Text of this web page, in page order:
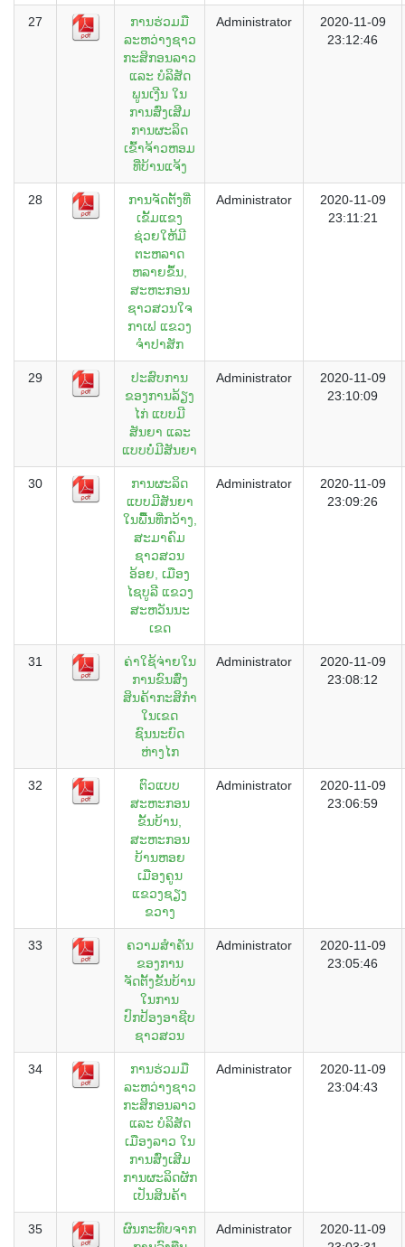
27
ການຮ່ວມມື
ລະຫວ່າງຊາວ
ກະສິກອນລາວ
ແລະ ບໍລິສັດ
ພູນເງີນ ໃນ
ການສົ່ງເສີມ
ການຜະລິດ
ເຂົ້າຈ້າວຫອມ
ທີ່ບ້ານແຈ້ງ
Administrator
2020-11-09
23:12:46
28
ການຈັດຕັ້ງທີ່
ເຂັ້ມແຂງ
ຊ່ວຍໃຫ້ມີ
ຕະຫລາດ
ຫລາຍຂຶ້ນ,
ສະຫະກອນ
ຊາວສວນໃຈ
ກາເຟ ແຂວງ
ຈຳປາສັກ
Administrator
2020-11-09
23:11:21
29
ປະສົບການ
ຂອງການລ້ຽງ
ໄກ່ ແບບມີ
ສັນຍາ ແລະ
ແບບບໍ່ມີສັນຍາ
Administrator
2020-11-09
23:10:09
30
ການຜະລິດ
ແບບມີສັນຍາ
ໃນພີື້ນທີ່ກວ້າງ,
ສະມາຄົມ
ຊາວສວນ
ອ້ອຍ, ເມືອງ
ໄຊບູລີ ແຂວງ
ສະຫວັນນະ
ເຂດ
Administrator
2020-11-09
23:09:26
31
ຄ່າໃຊ້ຈ່າຍໃນ
ການຂົນສົ່ງ
ສິນຄ້າກະສິກຳ
ໃນເຂດ
ຊົນນະບົດ
ຫ່າງໄກ
Administrator
2020-11-09
23:08:12
32
ຕົວແບບ
ສະຫະກອນ
ຂັ້ນບ້ານ,
ສະຫະກອນ
ບ້ານຫອຍ
ເມືອງຄູນ
ແຂວງຊຽງ
ຂວາງ
Administrator
2020-11-09
23:06:59
33
ຄວາມສຳຄັນ
ຂອງການ
ຈັດຕັ້ງຂັ້ນບ້ານ
ໃນການ
ປົກປ້ອງອາຊີບ
ຊາວສວນ
Administrator
2020-11-09
23:05:46
34
ການຮ່ວມມື
ລະຫວ່າງຊາວ
ກະສິກອນລາວ
ແລະ ບໍລິສັດ
ເມືອງລາວ ໃນ
ການສົ່ງເສີມ
ການຜະລິດຜັກ
ເປັນສິນຄ້າ
Administrator
2020-11-09
23:04:43
35
ຜົນກະທົບຈາກ
Administrator
2020-11-09